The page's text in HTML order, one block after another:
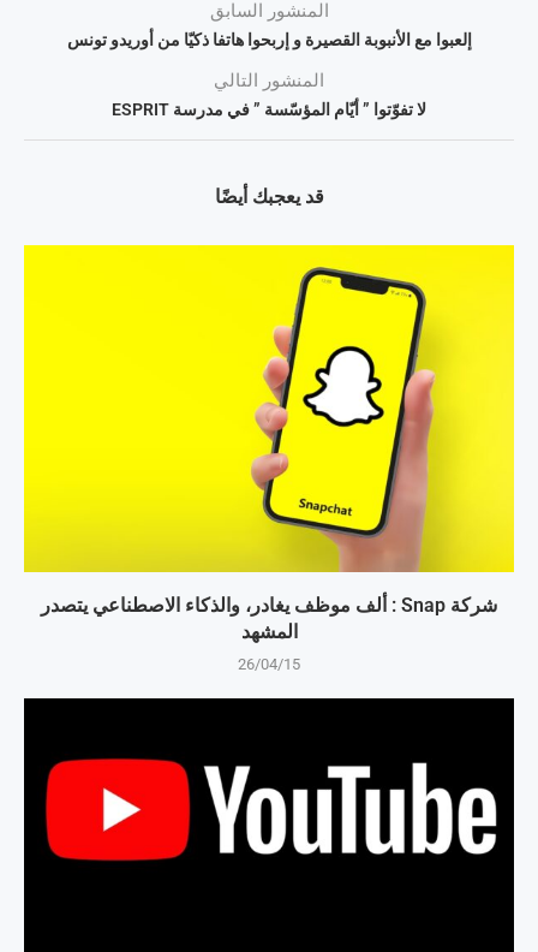
المنشور السابق
إلعبوا مع الأنبوبة القصيرة و إربحوا هاتفا ذكيّا من أوريدو تونس
المنشور التالي
لا تفوّتوا ” أيّام المؤسّسة ” في مدرسة ESPRIT
قد يعجبك أيضًا
شركة Snap : ألف موظف يغادر، والذكاء الاصطناعي يتصدر
المشهد
26/04/15